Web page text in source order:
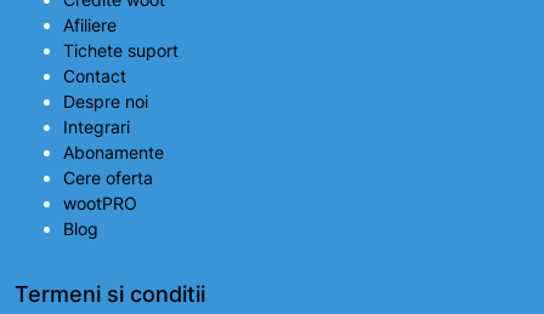
Afiliere
Tichete suport
Contact
Despre noi
Integrari
Abonamente
Cere oferta
wootPRO
Blog
Termeni si conditii